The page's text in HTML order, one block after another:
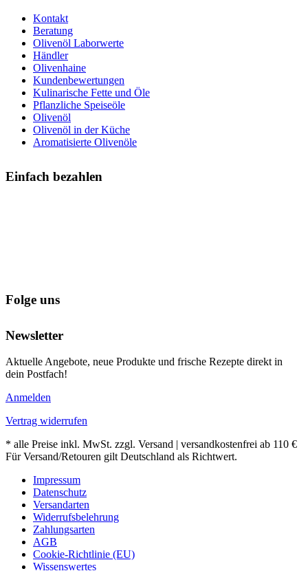
Kontakt
Beratung
Olivenöl Laborwerte
Händler
Olivenhaine
Kundenbewertungen
Kulinarische Fette und Öle
Pflanzliche Speiseöle
Olivenöl
Olivenöl in der Küche
Aromatisierte Olivenöle
Einfach bezahlen
Folge uns
Newsletter
Aktuelle Angebote, neue Produkte und frische Rezepte direkt in
dein Postfach!
Anmelden
Vertrag widerrufen
* alle Preise inkl. MwSt. zzgl. Versand | versandkostenfrei ab 110 €
Für Versand/Retouren gilt Deutschland als Richtwert.
Impressum
Datenschutz
Versandarten
Widerrufsbelehrung
Zahlungsarten
AGB
Cookie-Richtlinie (EU)
Wissenswertes